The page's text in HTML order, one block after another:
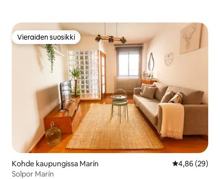
Vieraiden suosikki
Vieraiden suosikki
Kohde kaupungissa Marín
4,86 (29)
Solpor Marín